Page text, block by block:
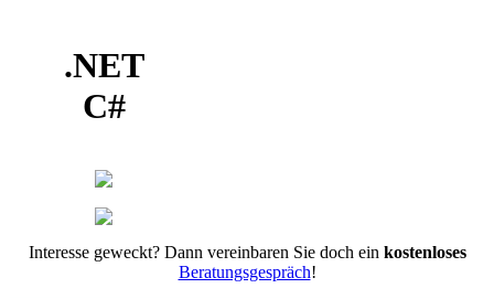
.NET
C#
Interesse geweckt? Dann vereinbaren Sie doch ein kostenloses
Beratungsgespräch!